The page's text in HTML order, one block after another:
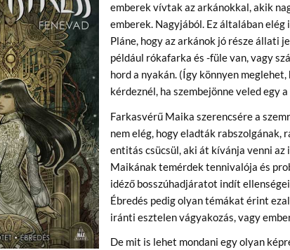
emberek vívtak az arkánokkal, akik
emberek. Nagyjából. Ez általában
Pláne, hogy az arkánok jó része állati
például rókafarka és -füle van, vagy
hord a nyakán. (Így könnyen
kérdeznél, ha szembejönne veled egy
Farkasvérű Maika szerencsére a
nem elég, hogy eladták rabszolgának,
entitás csücsül, aki át kívánja venni
Maikának temérdek tennivalója és
idéző bosszúhadjáratot indít
Ébredés pedig olyan témákat érint
iránti esztelen vágyakozás, vagy
De mit is lehet mondani egy olyan